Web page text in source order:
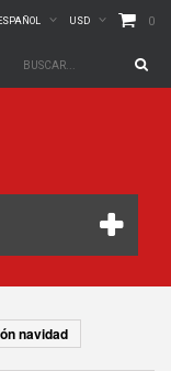
0
USD
navidad